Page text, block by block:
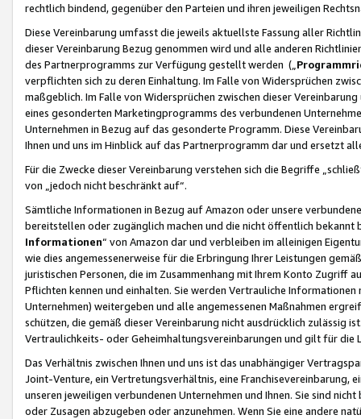
rechtlich bindend, gegenüber den Parteien und ihren jeweiligen
Diese Vereinbarung umfasst die jeweils aktuellste Fassung aller
dieser Vereinbarung Bezug genommen wird und alle anderen
des Partnerprogramms zur Verfügung gestellt werden („
verpflichten sich zu deren Einhaltung. Im Falle von Widersprüchen
maßgeblich. Im Falle von Widersprüchen zwischen dieser
eines gesonderten Marketingprogramms des verbundenen
Unternehmen in Bezug auf das gesonderte Programm. Diese
Ihnen und uns im Hinblick auf das Partnerprogramm dar und ersetzt
Für die Zwecke dieser Vereinbarung verstehen sich die Begriffe
von „jedoch nicht beschränkt auf“.
Sämtliche Informationen in Bezug auf Amazon oder unsere
bereitstellen oder zugänglich machen und die nicht öffentlich
Informationen“ von Amazon dar und verbleiben im alleinigen
wie dies angemessenerweise für die Erbringung Ihrer Leistungen
juristischen Personen, die im Zusammenhang mit Ihrem Konto
Pflichten kennen und einhalten. Sie werden Vertrauliche
Unternehmen) weitergeben und alle angemessenen Maßnahmen
schützen, die gemäß dieser Vereinbarung nicht ausdrücklich zulässig
Vertraulichkeits- oder Geheimhaltungsvereinbarungen und gilt für die
Das Verhältnis zwischen Ihnen und uns ist das unabhängiger
Joint-Venture, ein Vertretungsverhältnis, eine Franchisevereinbarung,
unseren jeweiligen verbundenen Unternehmen und Ihnen. Sie sind
oder Zusagen abzugeben oder anzunehmen. Wenn Sie eine andere